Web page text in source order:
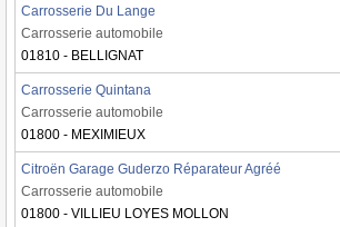
Carrosserie Du Lange
Carrosserie automobile
01810 - BELLIGNAT
Carrosserie Quintana
Carrosserie automobile
01800 - MEXIMIEUX
Citroën Garage Guderzo Réparateur Agréé
Carrosserie automobile
01800 - VILLIEU LOYES MOLLON